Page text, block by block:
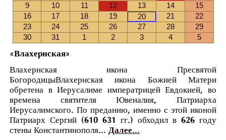
9
10 11 12 13 14
15
16
17 18 19 20 21
22
23
24 25 26 27 28
29
30
31 1 2 3 4 5
«Влахернская»
Влахернская икона Пресвятой
БогородицыВлахернская икона Божией Матери
обретена в Иерусалиме императрицей Евдокией, во
времена святителя Ювеналия, Патриарха
Иерусалимского. По преданию, именно с этой иконой
Патриарх Сергий (610 631 гг.) обходил в 626 году
стены Константинополя... Далее...